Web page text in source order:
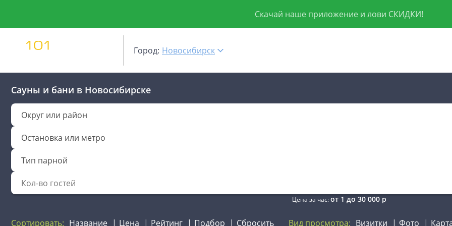
Скачай наше приложение и лови СКИДКИ!
Город: Новосибирск
Сауны и бани в Новосибирске
Округ или район
Остановка или метро
Тип парной
Цена за час:от 1 до 30 000р
Сортировать: Название Цена Рейтинг Подбор Сбросить Вид просмотра: Визитки Фото